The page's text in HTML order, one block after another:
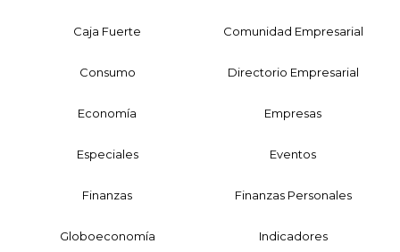
Caja Fuerte Comunidad Empresarial
Consumo Directorio Empresarial
Economía Empresas
Especiales Eventos
Finanzas Finanzas Personales
Globoeconomía Indicadores